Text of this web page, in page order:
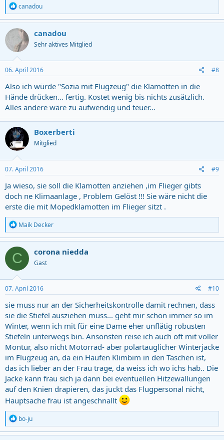
R
e
a
c
t
i
o
n
s
:
canadou
canadou
Sehr aktives Mitglied
06. April 2016 #8
Also ich würde "Sozia mit Flugzeug" die Klamotten in die
Hände drücken... fertig. Kostet wenig bis nichts zusätzlich.
Alles andere wäre zu aufwendig und teuer...
Boxerberti
Mitglied
07. April 2016 #9
Ja wieso, sie soll die Klamotten anziehen ,im Flieger gibts
doch ne Klimaanlage , Problem Gelöst !!! Sie wäre nicht die
erste die mit Mopedklamotten im Flieger sitzt .
R
e
a
c
t
i
o
n
s
:
Maik Decker
C corona niedda
Gast
07. April 2016 #10
sie muss nur an der Sicherheitskontrolle damit rechnen, dass
sie die Stiefel ausziehen muss... geht mir schon immer so im
Winter, wenn ich mit für eine Dame eher unflätig robusten
Stiefeln unterwegs bin. Ansonsten reise ich auch oft mit voller
Montur, also nicht Motorrad- aber polartauglicher Winterjacke
im Flugzeug an, da ein Haufen Klimbim in den Taschen ist,
das ich lieber an der Frau trage, da weiss ich wo ichs hab.. Die
Jacke kann frau sich ja dann bei eventuellen Hitzewallungen
auf den Knien drapieren, das juckt das Flugpersonal nicht,
Hauptsache frau ist angeschnallt
R
e
a
bo-ju